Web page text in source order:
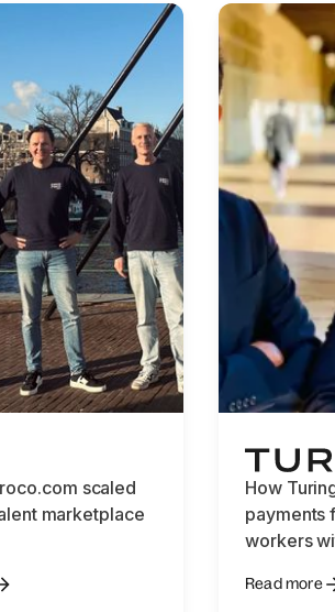
scaled
marketplace
How
payments
workers
Read more